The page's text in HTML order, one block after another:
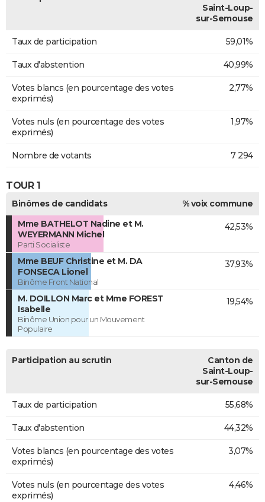
Saint-Loup-
sur-Semouse
Taux de participation 59,01%
Taux d'abstention 40,99%
Votes blancs (en pourcentage des votes
exprimés)
2,77%
Votes nuls (en pourcentage des votes
exprimés)
1,97%
Nombre de votants 7 294
TOUR 1
Binômes de candidats
% voix commune
Mme BATHELOT Nadine et M.
WEYERMANN Michel
Parti Socialiste
42,53%
Mme BEUF Christine et M. DA
FONSECA Lionel
Binôme Front National
37,93%
M. DOILLON Marc et Mme FOREST
Isabelle
Binôme Union pour un Mouvement
Populaire
19,54%
Participation au scrutin
Canton de
Saint-Loup-
sur-Semouse
Taux de participation 55,68%
Taux d'abstention 44,32%
Votes blancs (en pourcentage des votes
exprimés)
3,07%
Votes nuls (en pourcentage des votes
exprimés)
4,46%